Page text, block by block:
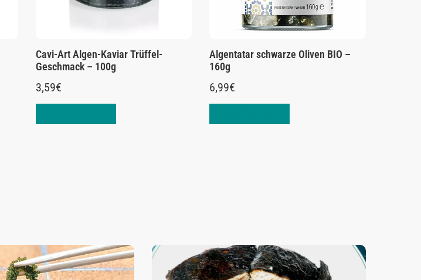
Cavi-Art Algen-Kaviar Trüffel-
Geschmack – 100g
3,59€
Algentatar schwarze Oliven BIO –
160g
6,99€